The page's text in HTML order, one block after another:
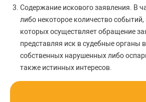
Содержание искового заявления. В
либо некоторое количество событий,
которых осуществляет обращение
представляя иск в судебные органы
собственных нарушенных либо
также истинных интересов.